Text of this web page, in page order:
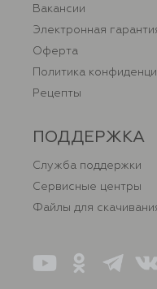
Вакансии
Электронная
Оферта
Политика
Рецепты
ПОДДЕРЖКА
Служба поддержки
Сервисные центры
Файлы для